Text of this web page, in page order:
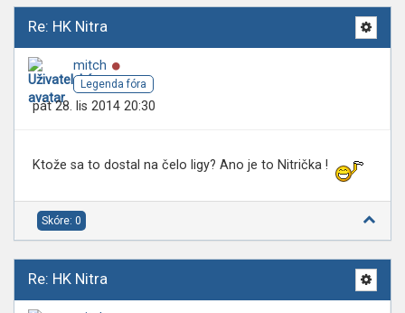
Re: HK Nitra
mitch
Legenda fóra
pát 28. lis 2014 20:30
Ktože sa to dostal na čelo ligy? Ano je to Nitrička !
Skóre: 0
Re: HK Nitra